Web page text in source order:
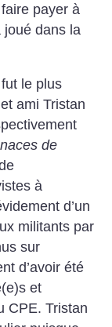
payer à
joué dans la
le plus
ami Tristan
de
à
d’un
militants par
sur
d’avoir été
et
CPE. Tristan